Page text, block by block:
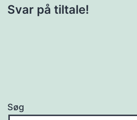
Svar på tiltale!
Søg